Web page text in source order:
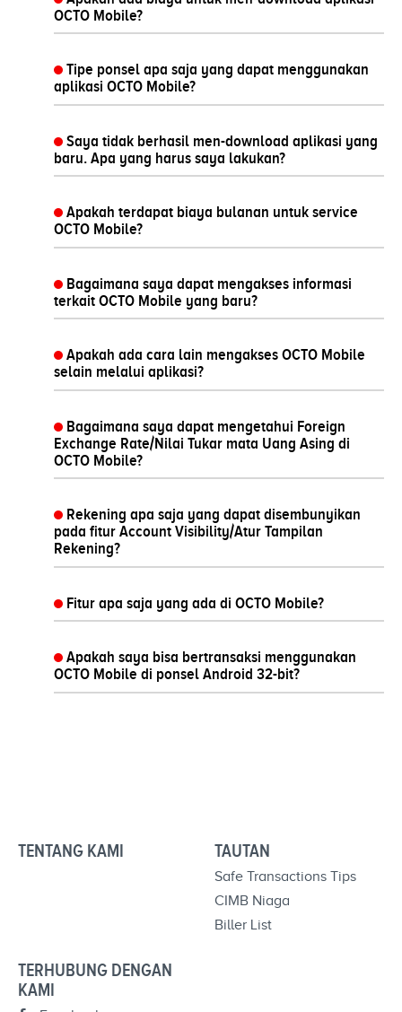
OCTO Mobile?
Tipe ponsel apa saja yang dapat menggunakan
aplikasi OCTO Mobile?
Saya tidak berhasil men-download aplikasi yang
baru. Apa yang harus saya lakukan?
Apakah terdapat biaya bulanan untuk service
OCTO Mobile?
Bagaimana saya dapat mengakses informasi
terkait OCTO Mobile yang baru?
Apakah ada cara lain mengakses OCTO Mobile
selain melalui aplikasi?
Bagaimana saya dapat mengetahui Foreign
Exchange Rate/Nilai Tukar mata Uang Asing di
OCTO Mobile?
Rekening apa saja yang dapat disembunyikan
pada fitur Account Visibility/Atur Tampilan
Rekening?
Fitur apa saja yang ada di OCTO Mobile?
Apakah saya bisa bertransaksi menggunakan
OCTO Mobile di ponsel Android 32-bit?
TENTANG KAMI TAUTAN
Safe Transactions Tips
CIMB Niaga
Biller List
TERHUBUNG DENGAN
KAMI